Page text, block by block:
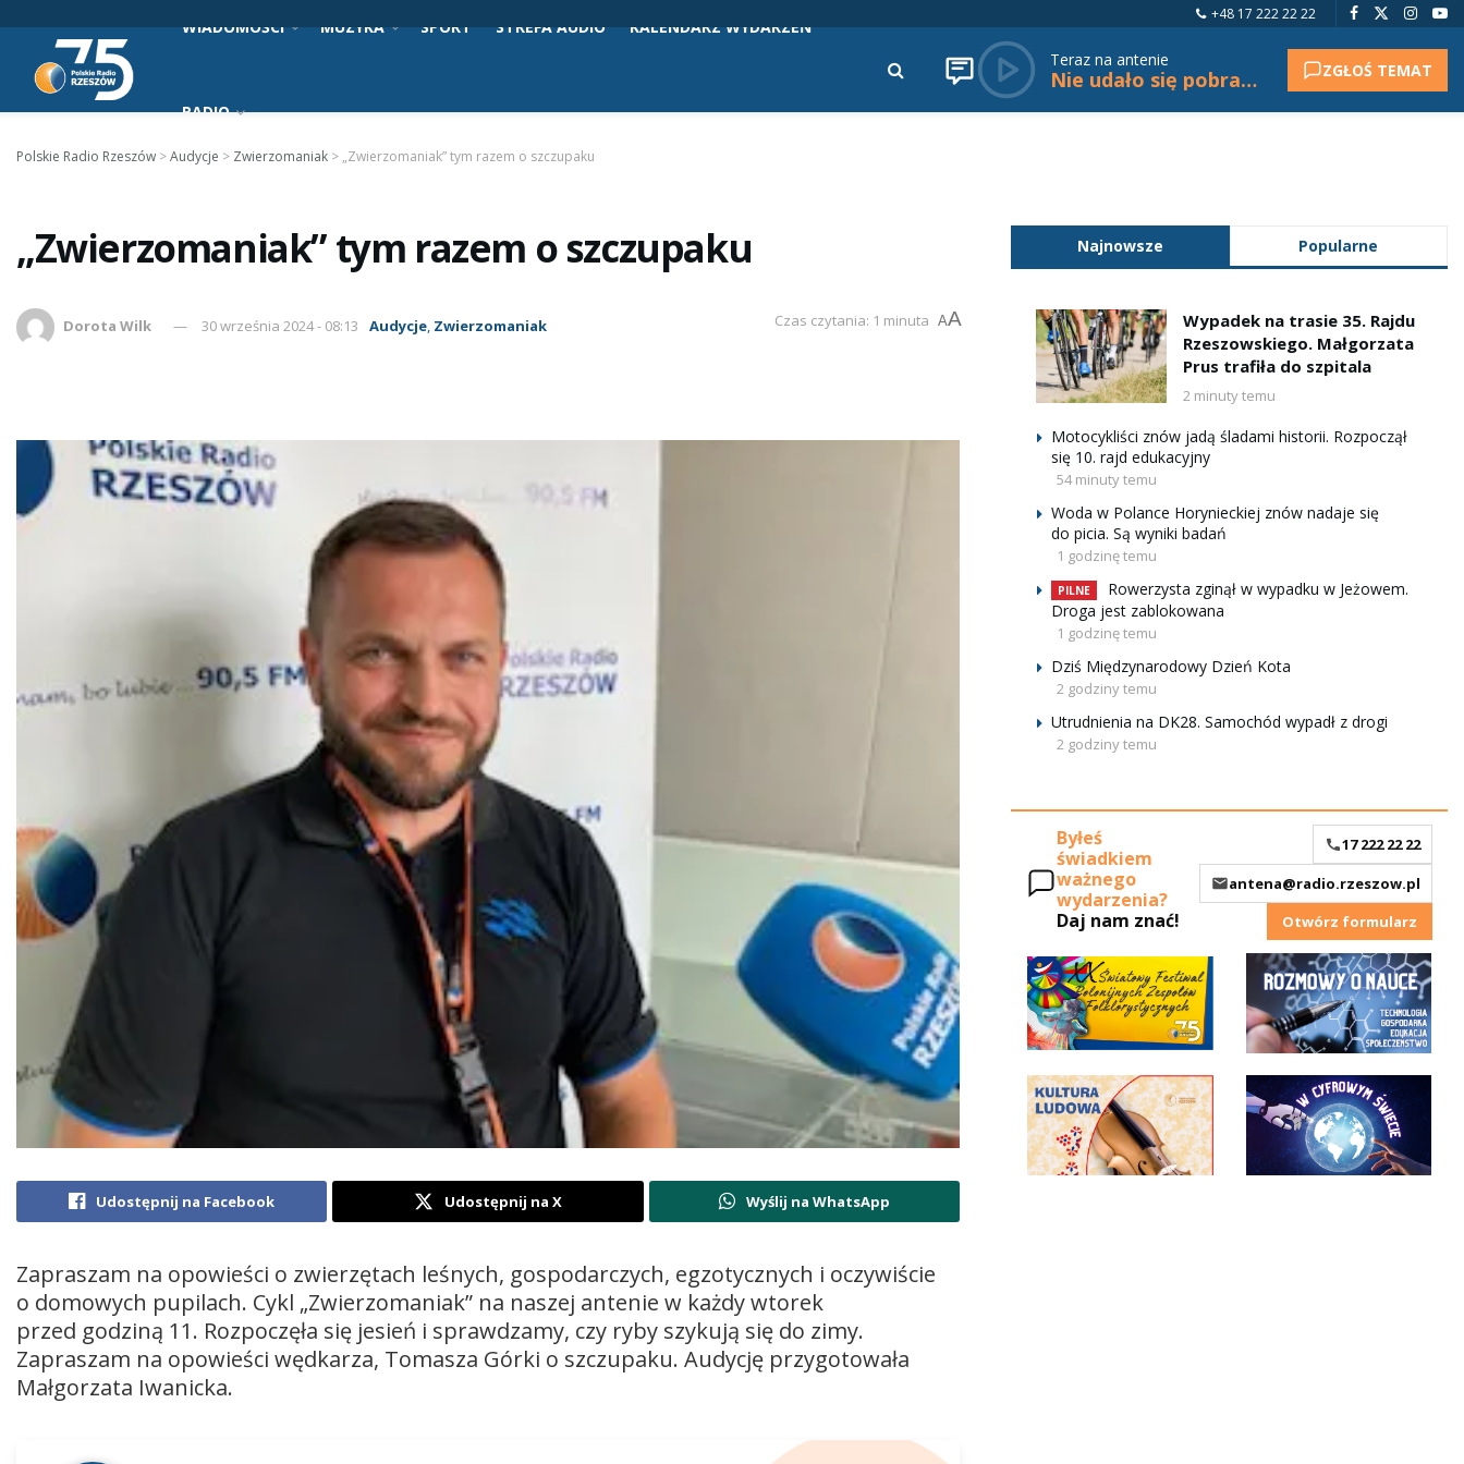
+48 17 222 22 22
WIADOMOŚCI MUZYKA SPORT STREFA AUDIO KALENDARZ WYDARZEŃ
RADIO
Teraz na antenie
Nie udało się pobrać tytułu. ZGŁOŚ TEMAT
Polskie Radio Rzeszów >Audycje > Zwierzomaniak > „Zwierzomaniak” tym razem o szczupaku
„Zwierzomaniak” tym razem o szczupaku
Dorota Wilk 30 września 2024 - 08:13 Audycje, Zwierzomaniak Czas czytania: 1 minuta AA
Udostępnij na Facebook Udostępnij na X Wyślij na WhatsApp
Zapraszam na opowieści o zwierzętach leśnych, gospodarczych, egzotycznych i oczywiście
o domowych pupilach. Cykl „Zwierzomaniak” na naszej antenie w każdy wtorek
przed godziną 11. Rozpoczęła się jesień i sprawdzamy, czy ryby szykują się do zimy.
Zapraszam na opowieści wędkarza, Tomasza Górki o szczupaku. Audycję przygotowała
Małgorzata Iwanicka.
Najnowsze Popularne
Wypadek na trasie 35. Rajdu
Rzeszowskiego. Małgorzata
Prus trafiła do szpitala
2 minuty temu
Motocykliści znów jadą śladami historii. Rozpoczął
się 10. rajd edukacyjny
54 minuty temu
Woda w Polance Horynieckiej znów nadaje się
do picia. Są wyniki badań
1 godzinę temu
PILNE
Rowerzysta zginął w wypadku w Jeżowem.
Droga jest zablokowana
1 godzinę temu
Dziś Międzynarodowy Dzień Kota
2 godziny temu
Utrudnienia na DK28. Samochód wypadł z drogi
2 godziny temu
Byłeś
świadkiem
ważnego
wydarzenia?
Daj nam znać!
17 222 22 22
antena@radio.rzeszow.pl
Otwórz formularz